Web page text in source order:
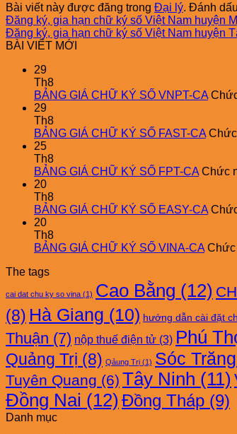
Bài viết này được đăng trong Đại lý. Đánh dấu
Đăng ký, gia hạn chữ ký số Việt Nam huyện
Đăng ký, gia hạn chữ ký số Việt Nam huyện
BÀI VIẾT MỚI
29
Th8
BẢNG GIÁ CHỮ KÝ SỐ VNPT-CA
29
Th8
BẢNG GIÁ CHỮ KÝ SỐ FAST-CA
25
Th8
BẢNG GIÁ CHỮ KÝ SỐ FPT-CA Chức
20
Th8
BẢNG GIÁ CHỮ KÝ SỐ EASY-CA
20
Th8
BẢNG GIÁ CHỮ KÝ SỐ VINA-CA Chức
The tags
cai dat chu ky so vina (1) Cao Bằng (12)
(8) Hà Giang (10) hướng dẫn cài đặt
Thuận (7) nộp thuế điện tử (3) Phú
Quảng Trị (8) Qảung Trị (1) Sóc Trăng
Tuyên Quang (6) Tây Ninh (11)
Đồng Nai (12) Đồng Tháp (9)
Danh mục